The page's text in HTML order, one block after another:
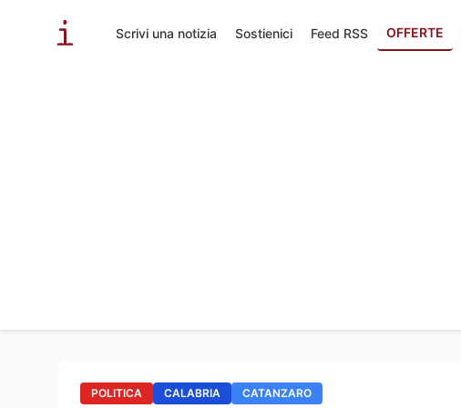
Scrivi una notizia Sostienici Feed RSS OFFERTE
POLITICA CALABRIA CATANZARO